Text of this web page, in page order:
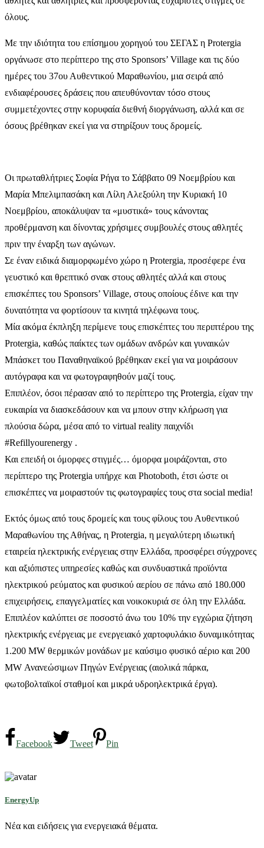
όλους.
Με την ιδιότητα του επίσημου χορηγού του ΣΕΓΑΣ η Protergia
οργάνωσε στο περίπτερο της στο Sponsors’ Village και τις δύο
ημέρες του 37ου Αυθεντικού Μαραθωνίου, μια σειρά από
ενδιαφέρουσες δράσεις που απευθύνονταν τόσο στους
συμμετέχοντες στην κορυφαία διεθνή διοργάνωση, αλλά και σε
όσους βρέθηκαν εκεί για να στηρίξουν τους δρομείς.
Οι πρωταθλήτριες Σοφία Ρήγα το Σάββατο 09 Νοεμβρίου και
Μαρία Μπελιμπασάκη και Λίλη Αλεξούλη την Κυριακή 10
Νοεμβρίου, αποκάλυψαν τα «μυστικά» τους κάνοντας
προθέρμανση και δίνοντας χρήσιμες συμβουλές στους αθλητές
πριν την έναρξη των αγώνων.
Σε έναν ειδικά διαμορφωμένο χώρο η Protergia, προσέφερε ένα
γευστικό και θρεπτικό σνακ στους αθλητές αλλά και στους
επισκέπτες του Sponsors’ Village, στους οποίους έδινε και την
δυνατότητα να φορτίσουν τα κινητά τηλέφωνα τους.
Μία ακόμα έκπληξη περίμενε τους επισκέπτες του περιπτέρου της
Protergia, καθώς παίκτες των ομάδων ανδρών και γυναικών
Μπάσκετ του Παναθηναϊκού βρέθηκαν εκεί για να μοιράσουν
αυτόγραφα και να φωτογραφηθούν μαζί τους.
Επιπλέον, όσοι πέρασαν από το περίπτερο της Protergia, είχαν την
ευκαιρία να διασκεδάσουν και να μπουν στην κλήρωση για
πλούσια δώρα, μέσα από το virtual reality παιχνίδι
#Refillyourenergy .
Και επειδή οι όμορφες στιγμές… όμορφα μοιράζονται, στο
περίπτερο της Protergia υπήρχε και Photoboth, έτσι ώστε οι
επισκέπτες να μοιραστούν τις φωτογραφίες τους στα social media!
Εκτός όμως από τους δρομείς και τους φίλους του Αυθεντικού
Μαραθωνίου της Αθήνας, η Protergia, η μεγαλύτερη ιδιωτική
εταιρεία ηλεκτρικής ενέργειας στην Ελλάδα, προσφέρει σύγχρονες
και αξιόπιστες υπηρεσίες καθώς και συνδυαστικά προϊόντα
ηλεκτρικού ρεύματος και φυσικού αερίου σε πάνω από 180.000
επιχειρήσεις, επαγγελματίες και νοικοκυριά σε όλη την Ελλάδα.
Επιπλέον καλύπτει σε ποσοστό άνω του 10% την εγχώρια ζήτηση
ηλεκτρικής ενέργειας με ενεργειακό χαρτοφυλάκιο δυναμικότητας
1.200 MW θερμικών μονάδων με καύσιμο φυσικό αέριο και 200
MW Ανανεώσιμων Πηγών Ενέργειας (αιολικά πάρκα,
φωτοβολταϊκοί σταθμοί και μικρά υδροηλεκτρικά έργα).
Facebook Tweet Pin
EnergyUp
Νέα και ειδήσεις για ενεργειακά θέματα.